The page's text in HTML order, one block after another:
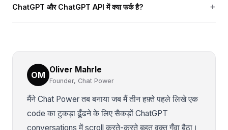
ChatGPT और ChatGPT API में क्या फर्क है?
OM Oliver Mahrle
Founder, Chat Power
मैंने Chat Power तब बनाया जब मैं तीन हफ़्ते पहले लिखे एक
code का टुकड़ा ढूँढने के लिए सैकड़ों ChatGPT
conversations में scroll करते-करते बहुत वक़्त गँवा बैठा।